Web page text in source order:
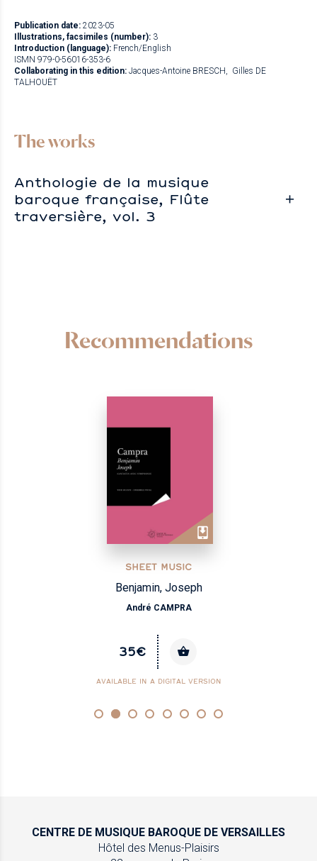
Publication date: 2023-05
Illustrations, facsimiles (number): 3
Introduction (language): French/English
ISMN 979-0-56016-353-6
Collaborating in this edition: Jacques-Antoine BRESCH
Gilles DE
TALHOUËT
The works
Anthologie de la musique
baroque française, Flûte
traversière, vol. 3
Recommendations
SHEET MUSIC
Benjamin, Joseph
André CAMPRA
35€
AVAILABLE IN A DIGITAL VERSION
CENTRE DE MUSIQUE BAROQUE DE VERSAILLES
Hôtel des Menus-Plaisirs